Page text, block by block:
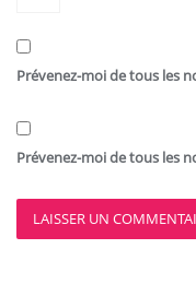
Prévenez-moi de tous les
Prévenez-moi de tous les